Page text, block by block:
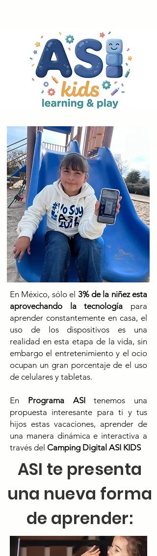
En México, sólo el 3% de la niñez esta
aprovechando la tecnología para
aprender constantemente en casa, el
uso de los dispositivos es una
realidad en esta etapa de la vida, sin
embargo el entretenimiento y el ocio
ocupan un gran porcentaje de el uso
de celulares y tabletas.
En Programa ASItenemos una
propuesta interesante para ti y tus
hijos estas vacaciones, aprender de
una manera dinámica e interactiva a
través del Camping Digital ASI KIDS
ASI te presenta
una nueva forma
de aprender: